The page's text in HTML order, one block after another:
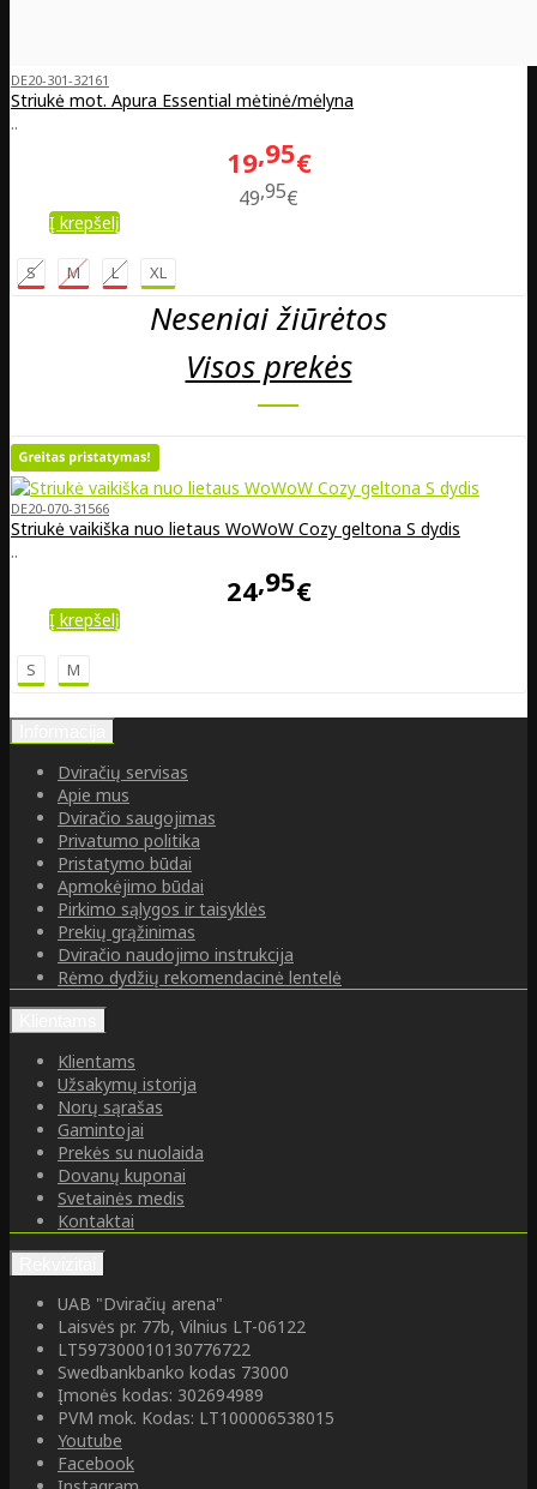
DE20-301-32161
Striukė mot. Apura Essential mėtinė/mėlyna
..
19 95€
49 95€
Į krepšelį
S M L XL
Neseniai žiūrėtos
Visos prekės
DE20-070-31566
Striukė vaikiška nuo lietaus WoWoW Cozy geltona S dydis
..
24 95€
Į krepšelį
S M
Dviračių servisas
Apie mus
Dviračio saugojimas
Privatumo politika
Pristatymo būdai
Apmokėjimo būdai
Pirkimo sąlygos ir taisyklės
Prekių grąžinimas
Dviračio naudojimo instrukcija
Rėmo dydžių rekomendacinė lentelė
Klientams
Užsakymų istorija
Norų sąrašas
Gamintojai
Prekės su nuolaida
Dovanų kuponai
Svetainės medis
Kontaktai
UAB "Dviračių arena"
Laisvės pr. 77b, Vilnius LT-06122
LT597300010130776722
Swedbankbanko kodas 73000
Įmonės kodas: 302694989
PVM mok. Kodas: LT100006538015
Youtube
Facebook